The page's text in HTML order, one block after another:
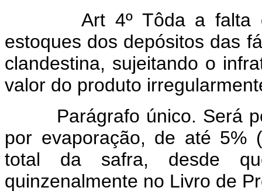
Art 4º Tôda a falta de
estoques dos depósitos das
clandestina, sujeitando o
valor do produto
Parágrafo único. Será
por evaporação, de até 5%
total da safra, desde
quinzenalmente no Livro de